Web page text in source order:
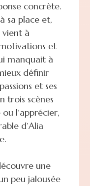
concrète.
sa place et,
à
et
manquait à
définir
et ses
trois scènes
l’apprécier,
d’Alia
une
peu jalousée